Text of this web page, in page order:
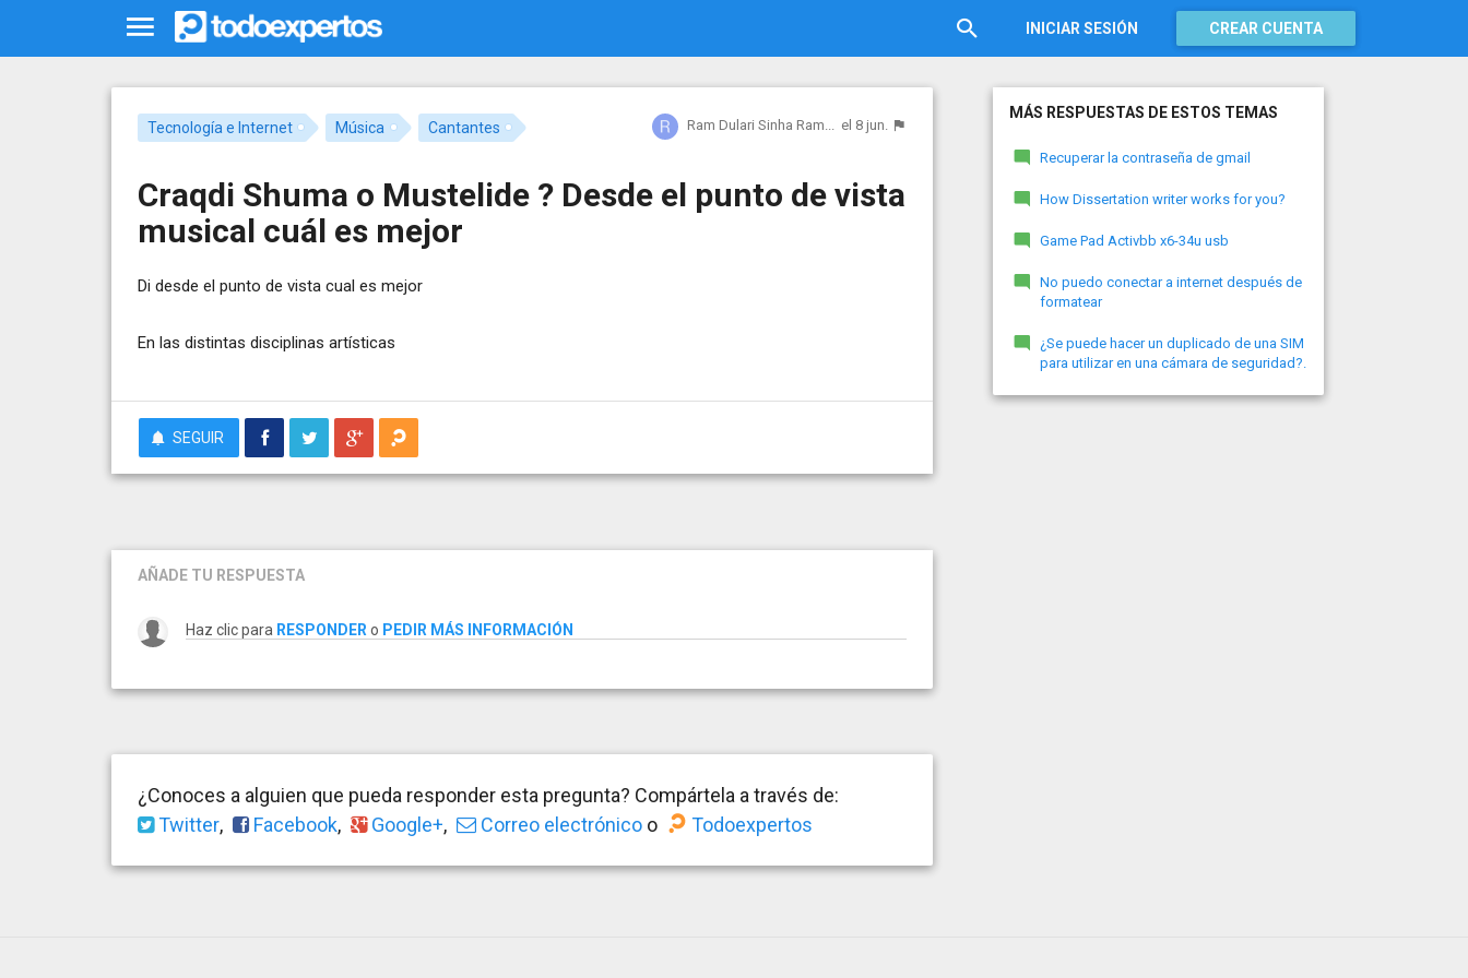
INICIAR SESIÓN CREAR CUENTA
Tecnología e Internet Música Cantantes Ram Dulari Sinha Ram... el 8 jun.
Craqdi Shuma o Mustelide ? Desde el punto de vista
musical cuál es mejor
Di desde el punto de vista cual es mejor
En las distintas disciplinas artísticas
SEGUIR
AÑADE TU RESPUESTA
Haz clic para RESPONDER o PEDIR MÁS INFORMACIÓN
¿Conoces a alguien que pueda responder esta pregunta? Compártela a través de:
Twitter, Facebook, Google+, Correo electrónico o Todoexpertos
MÁS RESPUESTAS DE ESTOS TEMAS
Recuperar la contraseña de gmail
How Dissertation writer works for you?
Game Pad Activbb x6-34u usb
No puedo conectar a internet después de
formatear
¿Se puede hacer un duplicado de una SIM
para utilizar en una cámara de seguridad?.